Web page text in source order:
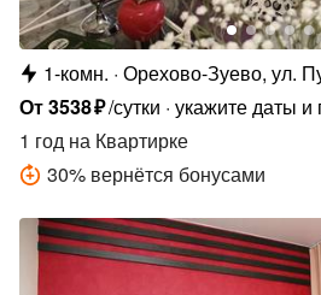
1-комн. Орехово-Зуево, ул.
От3538₽/сутки укажите даты и
1 год на Квартирке
30% вернётся бонусами